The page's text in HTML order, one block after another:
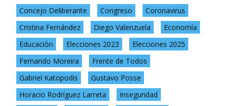
Concejo Deliberante
Congreso
Coronavirus
Cristina Fernández
Diego Valenzuela
Economía
Educación
Elecciones 2023
Elecciones 2025
Fernando Moreira
Frente de Todos
Gabriel Katopodis
Gustavo Posse
Horacio Rodríguez Larreta
Inseguridad